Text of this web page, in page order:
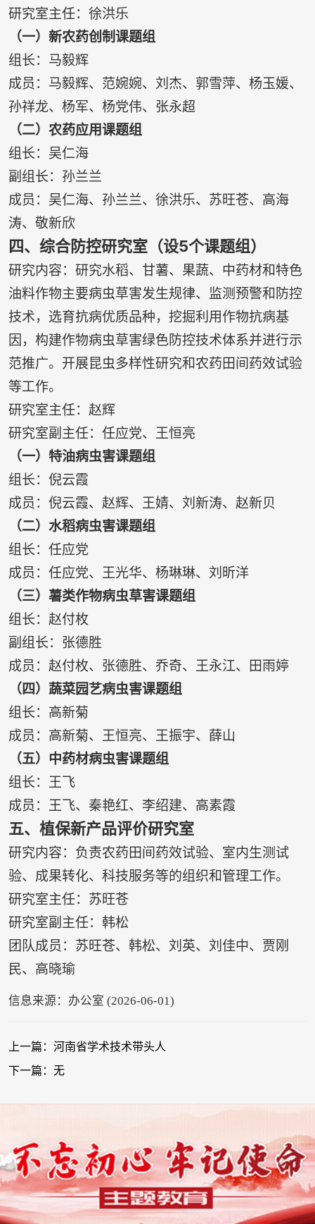
研究室主任：徐洪乐
（一）新农药创制课题组
组长：马毅辉
成员：马毅辉、范婉婉、刘杰、郭雪萍、杨玉媛、
孙祥龙、杨军、杨党伟、张永超
（二）农药应用课题组
组长：吴仁海
副组长：孙兰兰
成员：吴仁海、孙兰兰、徐洪乐、苏旺苍、高海
涛、敬新欣
四、综合防控研究室（设5个课题组）
研究内容：研究水稻、甘薯、果蔬、中药材和特色
油料作物主要病虫草害发生规律、监测预警和防控
技术，选育抗病优质品种，挖掘利用作物抗病基
因，构建作物病虫草害绿色防控技术体系并进行示
范推广。开展昆虫多样性研究和农药田间药效试验
等工作。
研究室主任：赵辉
研究室副主任：任应党、王恒亮
（一）特油病虫害课题组
组长：倪云霞
成员：倪云霞、赵辉、王婧、刘新涛、赵新贝
（二）水稻病虫害课题组
组长：任应党
成员：任应党、王光华、杨琳琳、刘昕洋
（三）薯类作物病虫草害课题组
组长：赵付枚
副组长：张德胜
成员：赵付枚、张德胜、乔奇、王永江、田雨婷
（四）蔬菜园艺病虫害课题组
组长：高新菊
成员：高新菊、王恒亮、王振宇、薛山
（五）中药材病虫害课题组
组长：王飞
成员：王飞、秦艳红、李绍建、高素霞
五、植保新产品评价研究室
研究内容：负责农药田间药效试验、室内生测试
验、成果转化、科技服务等的组织和管理工作。
研究室主任：苏旺苍
研究室副主任：韩松
团队成员：苏旺苍、韩松、刘英、刘佳中、贾刚
民、高晓瑜
信息来源：办公室 (2026-06-01)
上一篇：河南省学术技术带头人
下一篇：无